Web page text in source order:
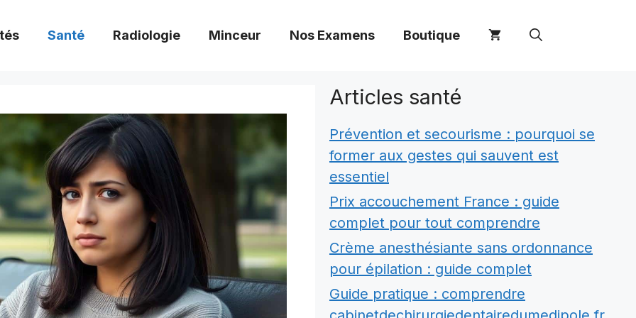
Santé Radiologie Minceur Nos Examens Boutique
Articles santé
Prévention et secourisme : pourquoi se
former aux gestes qui sauvent est
essentiel
Prix accouchement France : guide
complet pour tout comprendre
Crème anesthésiante sans ordonnance
pour épilation : guide complet
Guide pratique : comprendre